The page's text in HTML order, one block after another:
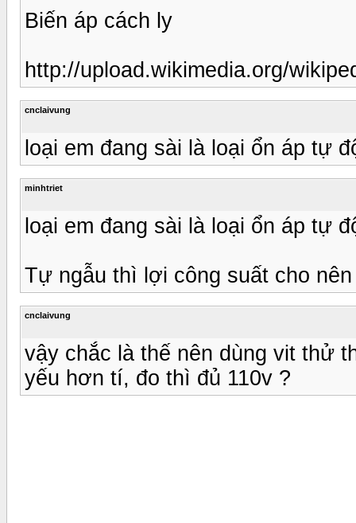
Biến áp cách ly
http://upload.wikimedia.org/
cnclaivung
loại em đang sài là loại ổn áp tự
minhtriet
loại em đang sài là loại ổn áp tự
Tự ngẫu thì lợi công suất cho
cnclaivung
vậy chắc là thế nên dùng vit thử
yếu hơn tí, đo thì đủ 110v ?